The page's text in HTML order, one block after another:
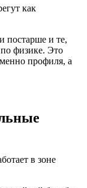
как
постарше и те,
физике. Это
профиля, а
в зоне